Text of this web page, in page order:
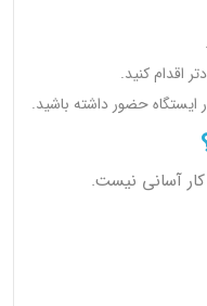
اقدام کنید.
آسانی نیست.